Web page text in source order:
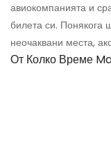
авиокомпанията и
билета си.
неочаквани места,
От Колко Време